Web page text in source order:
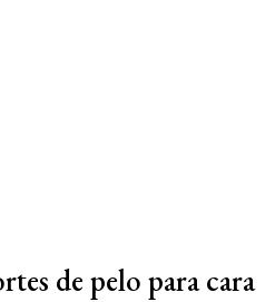
de pelo para cara